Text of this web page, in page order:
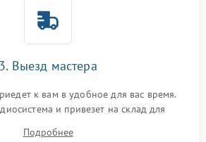
3. Выезд мастера
к вам в удобное для вас время.
и привезет на склад для
Подробнее